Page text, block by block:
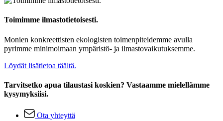
Toimimme ilmastotietoisesti.
Monien konkreettisten ekologisten toimenpiteidemme avulla
pyrimme minimoimaan ympäristö- ja ilmastovaikutuksemme.
Löydät lisätietoa täältä.
Tarvitsetko apua tilaustasi koskien? Vastaamme mielellämme
kysymyksiisi.
Ota yhteyttä